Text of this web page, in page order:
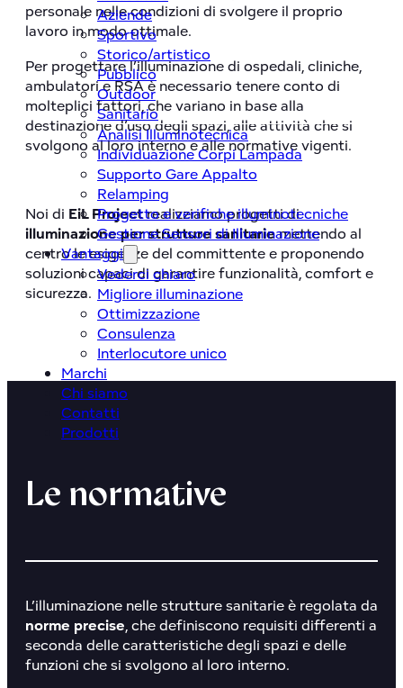
Aziende
Sportivo
Storico/artistico
Pubblico
Outdoor
Sanitario
Analisi Illuminotecnica
Individuazione Corpi Lampada
Supporto Gare Appalto
Relamping
Progetto e verifiche illuminotecniche
Gestione Sensori di Illuminazione
Vantaggi
Vederci chiaro
Migliore illuminazione
Ottimizzazione
Consulenza
Interlocutore unico
Marchi
Chi siamo
Contatti
Prodotti
personale nelle condizioni di svolgere il proprio
lavoro in modo ottimale.
Per progettare l’illuminazione di ospedali, cliniche,
ambulatori e RSA è necessario tenere conto di
molteplici fattori, che variano in base alla
destinazione d’uso degli spazi, alle attività che si
svolgono al loro interno e alle normative vigenti.
Noi di EiL Projectrealizziamo progetti di
illuminazione per strutture sanitariemettendo al
centro le esigenze del committente e proponendo
soluzioni capaci di garantire funzionalità, comfort e
sicurezza.
Le normative
L’illuminazione nelle strutture sanitarie è regolata da
norme precise, che definiscono requisiti differenti a
seconda delle caratteristiche degli spazi e delle
funzioni che si svolgono al loro interno.